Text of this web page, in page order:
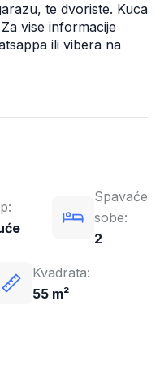
te dvoriste. Kuca
vise informacije
ili vibera na
Spavaće
sobe:
2
Kvadrata:
55 m²